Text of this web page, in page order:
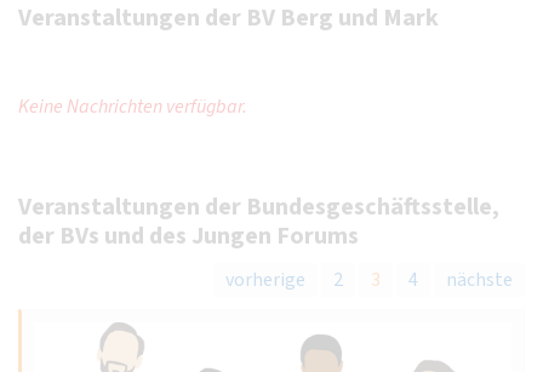
Veranstaltungen der BV Berg und Mark
Keine Nachrichten verfügbar.
Veranstaltungen der Bundesgeschäftsstelle,
der BVs und des Jungen Forums
vorherige 2 3 4 nächste